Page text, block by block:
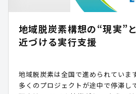
地域脱炭素構想の“現実”
近づける実行支援
地域脱炭素は全国で進められていま
多くのプロジェクトが途中で停滞し